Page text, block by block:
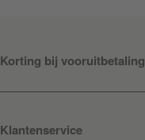
Korting bij vooruitbetaling
Klantenservice